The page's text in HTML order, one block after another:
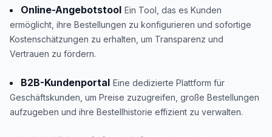
Online-Angebotstool Ein Tool, das es Kunden
ermöglicht, ihre Bestellungen zu konfigurieren und sofortige
Kostenschätzungen zu erhalten, um Transparenz und
Vertrauen zu fördern.
B2B-Kundenportal Eine dedizierte Plattform für
Geschäftskunden, um Preise zuzugreifen, große Bestellungen
aufzugeben und ihre Bestellhistorie effizient zu verwalten.